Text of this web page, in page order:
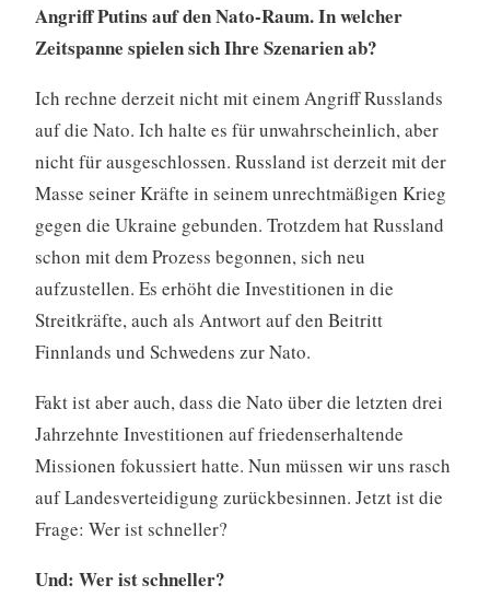
Angriff Putins auf den Nato-Raum. In welcher
Zeitspanne spielen sich Ihre Szenarien ab?
Ich rechne derzeit nicht mit einem Angriff Russlands
auf die Nato. Ich halte es für unwahrscheinlich, aber
nicht für ausgeschlossen. Russland ist derzeit mit der
Masse seiner Kräfte in seinem unrechtmäßigen Krieg
gegen die Ukraine gebunden. Trotzdem hat Russland
schon mit dem Prozess begonnen, sich neu
aufzustellen. Es erhöht die Investitionen in die
Streitkräfte, auch als Antwort auf den Beitritt
Finnlands und Schwedens zur Nato.
Fakt ist aber auch, dass die Nato über die letzten drei
Jahrzehnte Investitionen auf friedenserhaltende
Missionen fokussiert hatte. Nun müssen wir uns rasch
auf Landesverteidigung zurückbesinnen. Jetzt ist die
Frage: Wer ist schneller?
Und: Wer ist schneller?